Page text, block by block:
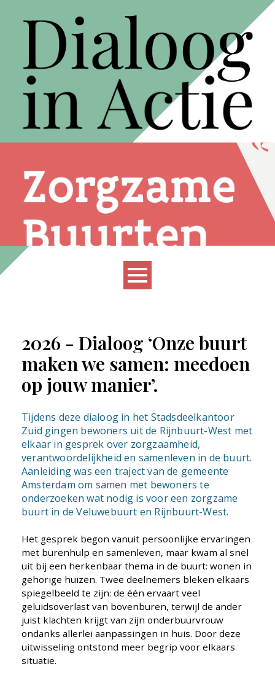
2026 - Dialoog ‘Onze buurt
maken we samen: meedoen
op jouw manier’.
Tijdens deze dialoog in het Stadsdeelkantoor
Zuid gingen bewoners uit de Rijnbuurt-West met
elkaar in gesprek over zorgzaamheid,
verantwoordelijkheid en samenleven in de buurt.
Aanleiding was een traject van de gemeente
Amsterdam om samen met bewoners te
onderzoeken wat nodig is voor een zorgzame
buurt in de Veluwebuurt en Rijnbuurt-West.
Het gesprek begon vanuit persoonlijke ervaringen
met burenhulp en samenleven, maar kwam al snel
uit bij een herkenbaar thema in de buurt: wonen in
gehorige huizen. Twee deelnemers bleken elkaars
spiegelbeeld te zijn: de één ervaart veel
geluidsoverlast van bovenburen, terwijl de ander
juist klachten krijgt van zijn onderbuurvrouw
ondanks allerlei aanpassingen in huis. Door deze
uitwisseling ontstond meer begrip voor elkaars
situatie.